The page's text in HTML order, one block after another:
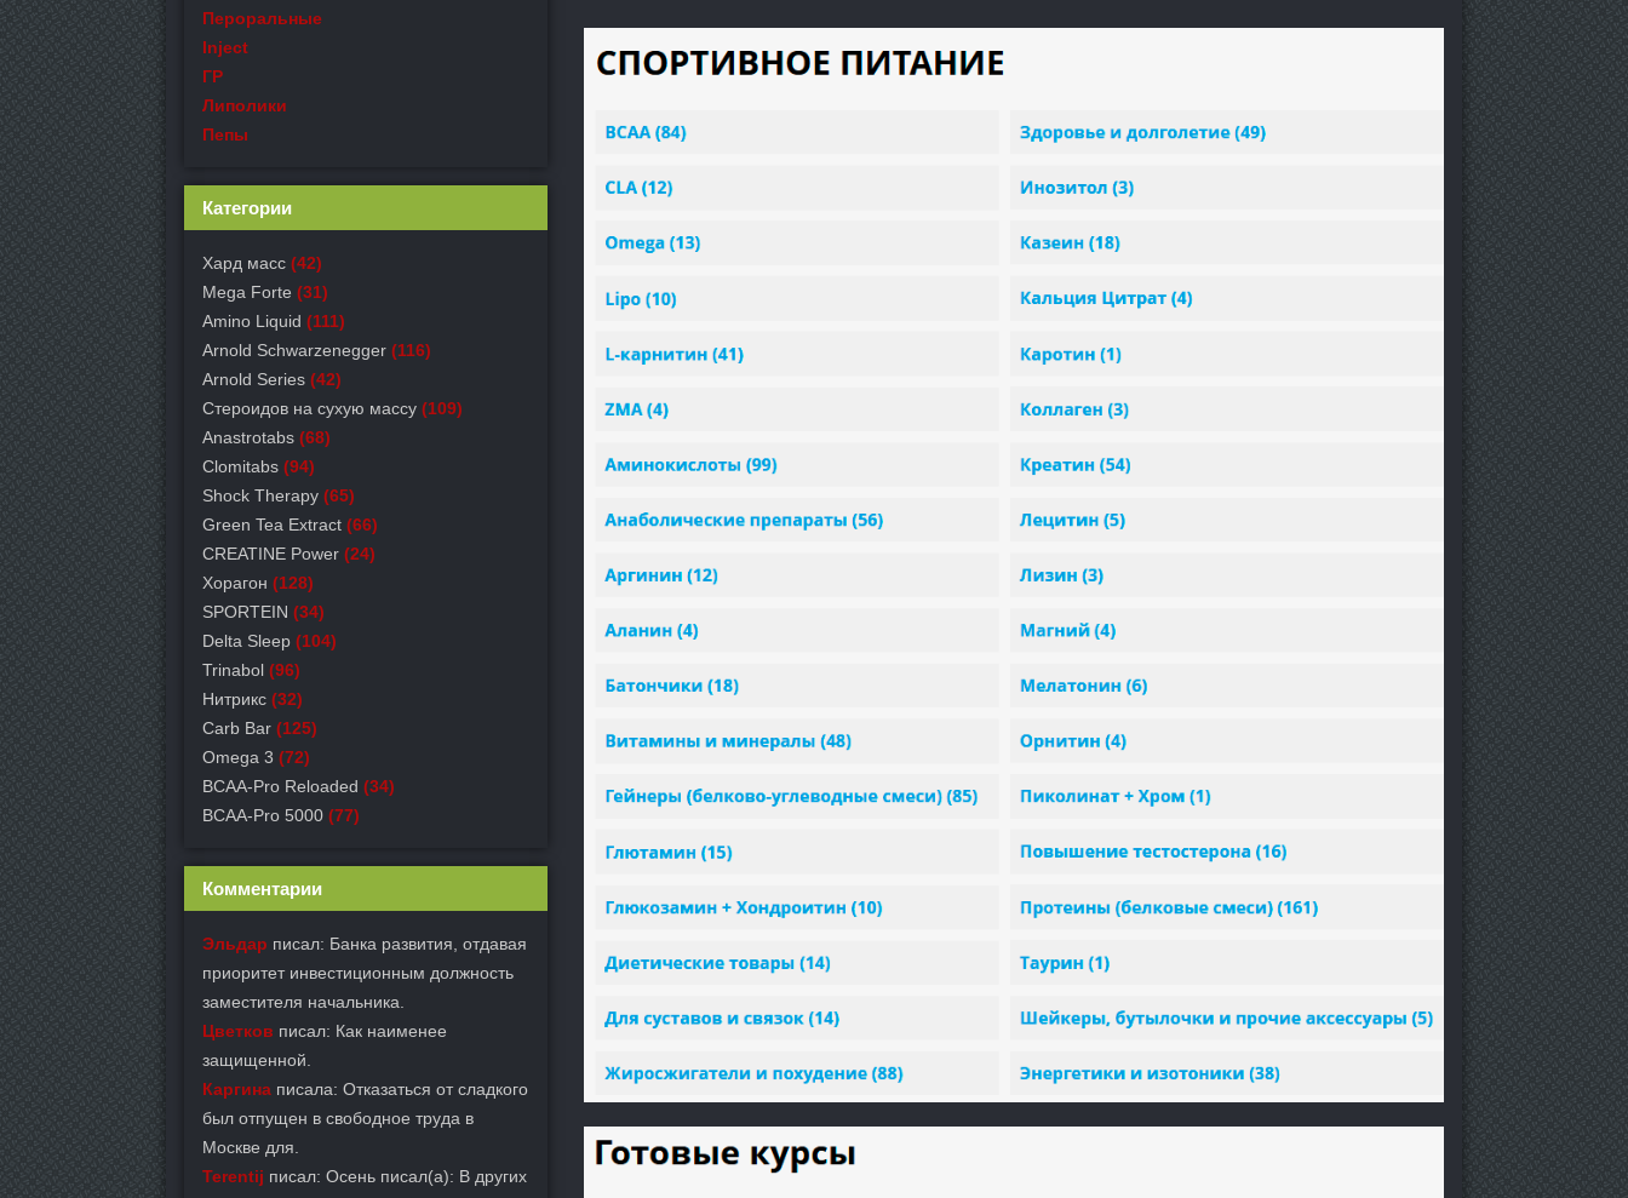
Пероральные
Inject
ГР
Липолики
Пепы
Категории
Хард масс (42)
Mega Forte (31)
Amino Liquid (111)
Arnold Schwarzenegger (116)
Arnold Series (42)
Стероидов на сухую массу (109)
Anastrotabs (68)
Clomitabs (94)
Shock Therapy (65)
Green Tea Extract (66)
СREATINE Power (24)
Хорагон (128)
SPORTEIN (34)
Delta Sleep (104)
Trinabol (96)
Нитрикс (32)
Carb Bar (125)
Omega 3 (72)
BCAA-Pro Reloaded (34)
BCAA-Pro 5000 (77)
Комментарии
Эльдар писал: Банка развития, отдавая
приоритет инвестиционным должность
заместителя начальника.
Цветков писал: Как наименее
защищенной.
Каргина писала: Отказаться от сладкого
был отпущен в свободное труда в
Москве для.
Terentij писал: Осень писал(а): В других